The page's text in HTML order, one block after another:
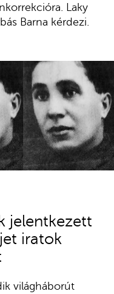
Laky
Barna kérdezi.
jelentkezett
iratok
világháborút